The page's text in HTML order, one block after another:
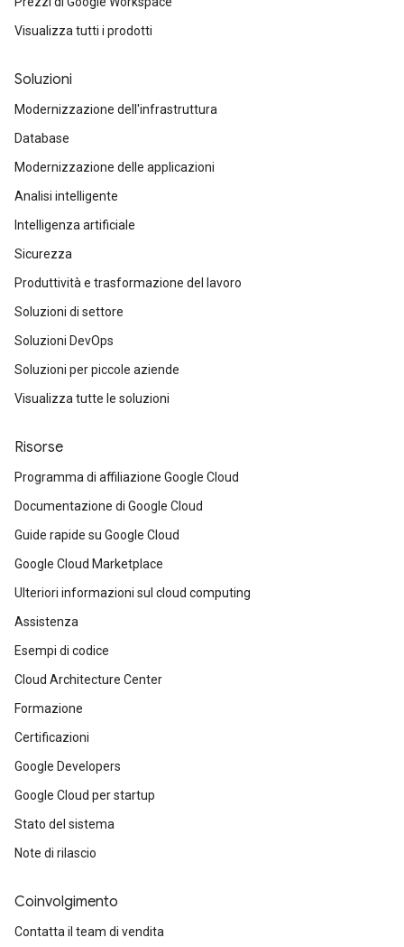
Visualizza tutti i prodotti
Soluzioni
Modernizzazione dell'infrastruttura
Database
Modernizzazione delle applicazioni
Analisi intelligente
Intelligenza artificiale
Sicurezza
Produttività e trasformazione del lavoro
Soluzioni di settore
Soluzioni DevOps
Soluzioni per piccole aziende
Visualizza tutte le soluzioni
Risorse
Programma di affiliazione Google Cloud
Documentazione di Google Cloud
Guide rapide su Google Cloud
Google Cloud Marketplace
Ulteriori informazioni sul cloud computing
Assistenza
Esempi di codice
Cloud Architecture Center
Formazione
Certificazioni
Google Developers
Google Cloud per startup
Stato del sistema
Note di rilascio
Coinvolgimento
Contatta il team di vendita